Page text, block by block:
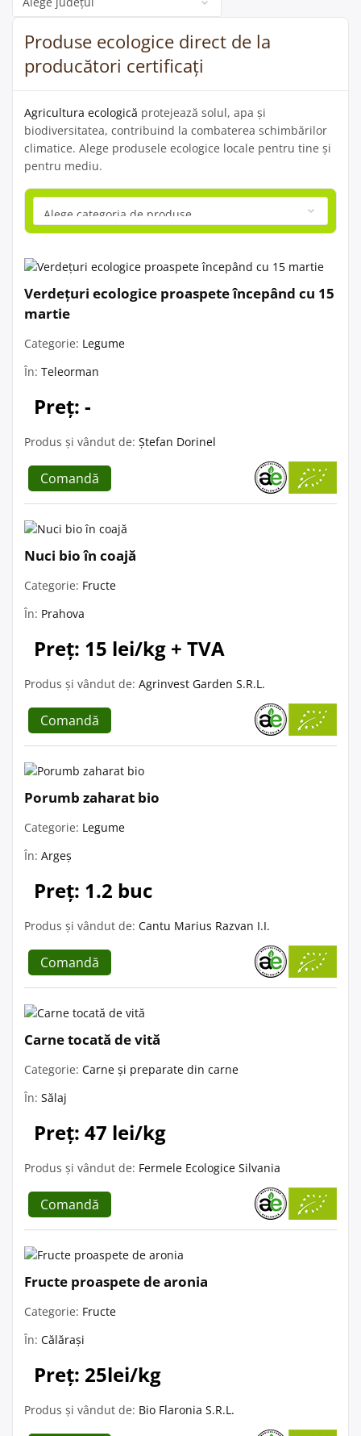
Produse ecologice direct de la
producători certificați
Agricultura ecologică protejează solul, apa și
biodiversitatea, contribuind la combaterea schimbărilor
climatice. Alege produsele ecologice locale pentru tine și
pentru mediu.
Verdețuri ecologice proaspete începând cu 15
martie
Categorie: Legume
În: Teleorman
Preț: -
Produs și vândut de: Ștefan Dorinel
Comandă
Nuci bio în coajă
Categorie: Fructe
În: Prahova
Preț: 15 lei/kg + TVA
Produs și vândut de: Agrinvest Garden S.R.L.
Comandă
Porumb zaharat bio
Categorie: Legume
În: Argeș
Preț: 1.2 buc
Produs și vândut de: Cantu Marius Razvan I.I.
Comandă
Carne tocată de vită
Categorie: Carne și preparate din carne
În: Sălaj
Preț: 47 lei/kg
Produs și vândut de: Fermele Ecologice Silvania
Comandă
Fructe proaspete de aronia
Categorie: Fructe
În: Călărași
Preț: 25lei/kg
Produs și vândut de: Bio Flaronia S.R.L.